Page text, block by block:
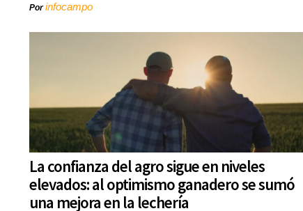
Porinfocampo
La confianza del agro sigue en niveles
elevados: al optimismo ganadero se sumó
una mejora en la lechería